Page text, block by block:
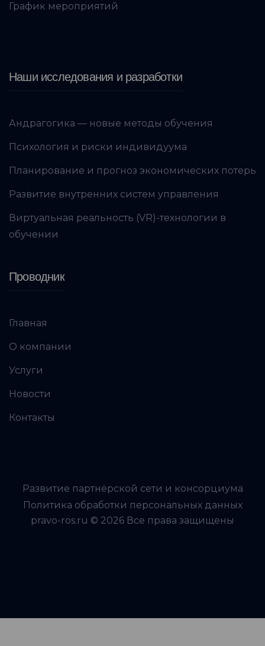
График мероприятий
Наши исследования и разработки
Андрагогика — новые методы обучения
Психология и риски индивидуума
Планирование и прогноз экономических потерь
Развитие внутренних систем управления
Виртуальная реальность (VR)-технологии в
обучении
Проводник
Главная
О компании
Услуги
Новости
Контакты
Развитие партнёрской сети и консорциума
Политика обработки персональных данных
pravo-ros.ru © 2026 Все права защищены